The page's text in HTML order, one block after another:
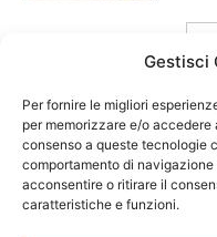
Gestisci
Per fornire le migliori
per memorizzare e/o
consenso a queste tecnologie
comportamento di
acconsentire o ritirare il
caratteristiche e funzioni.